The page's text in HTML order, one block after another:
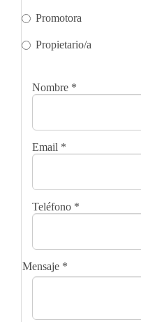
Promotora
Propietario/a
Nombre *
Email *
Teléfono *
Mensaje *